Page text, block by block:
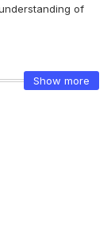
of
Show more